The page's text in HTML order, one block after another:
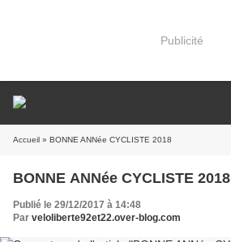
Publicité
Accueil » BONNE ANNée CYCLISTE 2018
BONNE ANNée CYCLISTE 2018
Publié le 29/12/2017 à 14:48
Par veloliberte92et22.over-blog.com